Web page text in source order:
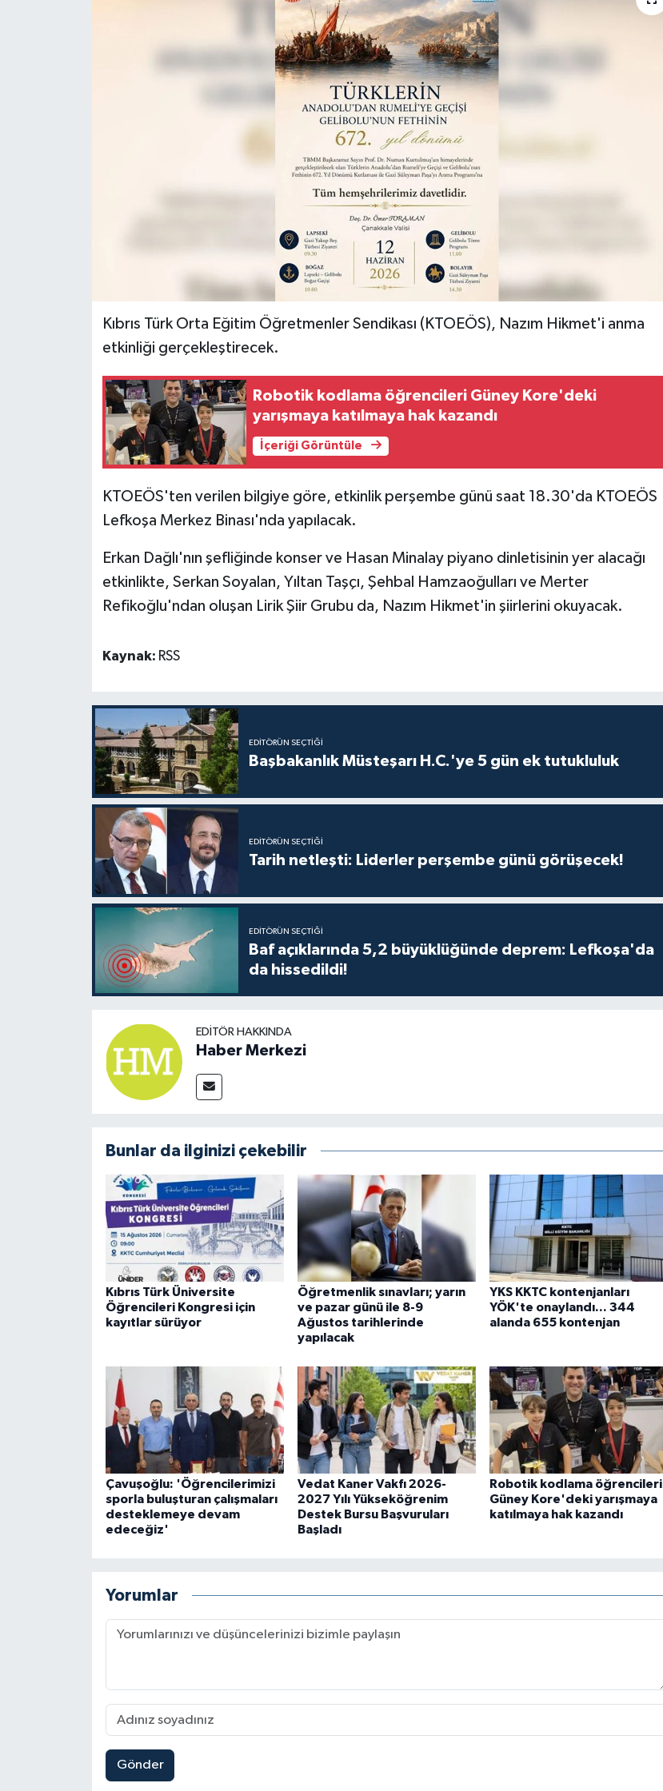
Kıbrıs Türk Orta Eğitim Öğretmenler Sendikası (KTOEÖS), Nazım Hikmet'i anma
etkinliği gerçekleştirecek.
Robotik kodlama öğrencileri Güney Kore'deki
yarışmaya katılmaya hak kazandı
İçeriği Görüntüle
KTOEÖS'ten verilen bilgiye göre, etkinlik perşembe günü saat 18.30'da KTOEÖS
Lefkoşa Merkez Binası'nda yapılacak.
Erkan Dağlı'nın şefliğinde konser ve Hasan Minalay piyano dinletisinin yer alacağı
etkinlikte, Serkan Soyalan, Yıltan Taşçı, Şehbal Hamzaoğulları ve Merter
Refikoğlu'ndan oluşan Lirik Şiir Grubu da, Nazım Hikmet'in şiirlerini okuyacak.
Kaynak: RSS
EDITÖRÜN SEÇTIĞI
Başbakanlık Müsteşarı H.C.'ye 5 gün ek tutukluluk
EDITÖRÜN SEÇTIĞI
Tarih netleşti: Liderler perşembe günü görüşecek!
EDITÖRÜN SEÇTIĞI
Baf açıklarında 5,2 büyüklüğünde deprem: Lefkoşa'da
da hissedildi!
EDITÖR HAKKINDA
Haber Merkezi
Bunlar da ilginizi çekebilir
Kıbrıs Türk Üniversite
Öğrencileri Kongresi için
kayıtlar sürüyor
Öğretmenlik sınavları; yarın
ve pazar günü ile 8-9
Ağustos tarihlerinde
yapılacak
YKS KKTC kontenjanları
YÖK'te onaylandı... 344
alanda 655 kontenjan
Çavuşoğlu: 'Öğrencilerimizi
sporla buluşturan çalışmaları
desteklemeye devam
edeceğiz'
Vedat Kaner Vakfı 2026-
2027 Yılı Yükseköğrenim
Destek Bursu Başvuruları
Başladı
Robotik kodlama öğrencileri
Güney Kore'deki yarışmaya
katılmaya hak kazandı
Yorumlar
Gönder
LEFKOŞA
MAGAZİN
Nöbetçi Eczaneler
TİCARET